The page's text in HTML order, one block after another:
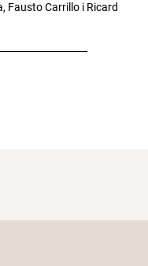
Fausto Carrillo i Ricard